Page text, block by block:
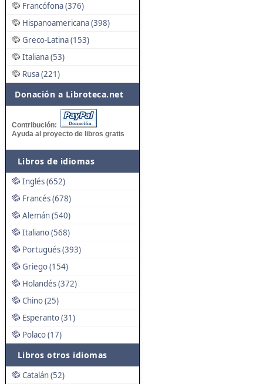
Francófona (376)
Hispanoamericana (398)
Greco-Latina (153)
Italiana (53)
Rusa (221)
Donación a Libroteca.net
Contribución:
Ayuda al proyecto de libros gratis
Libros de idiomas
Inglés (652)
Francés (678)
Alemán (540)
Italiano (568)
Portugués (393)
Griego (154)
Holandés (372)
Chino (25)
Esperanto (31)
Polaco (17)
Libros otros idiomas
Catalán (52)